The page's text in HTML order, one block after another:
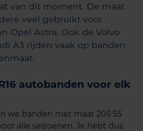
van dit moment. De maat
veel gebruikt voor
Opel Astra. Ook de Volvo
A3 rijden vaak op banden
autobanden voor elk
we banden met maat 205 55
alle seizoenen. Je hebt dus